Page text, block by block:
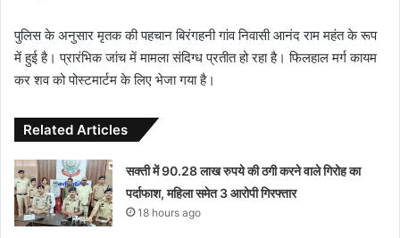
पुलिस के अनुसार मृतक की पहचान बिरंगहनी गांव निवासी आनंद राम महंत के रूप
में हुई है। प्रारंभिक जांच में मामला संदिग्ध प्रतीत हो रहा है। फिलहाल मर्ग कायम
कर शव को पोस्टमार्टम के लिए भेजा गया है।
Related Articles
सक्ती में 90.28 लाख रुपये की ठगी करने वाले गिरोह का
पर्दाफाश, महिला समेत 3 आरोपी गिरफ्तार
18 hours ago